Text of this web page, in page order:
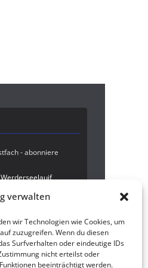
verwalten
wir Technologien wie Cookies, um
zuzugreifen. Wenn du diesen
Surfverhalten oder eindeutige IDs
nicht erteilst oder
beeinträchtigt werden.
- abonniere
Werderseelauif